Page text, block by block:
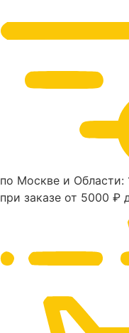
по Москве и Области:
при заказе от 5000 ₽